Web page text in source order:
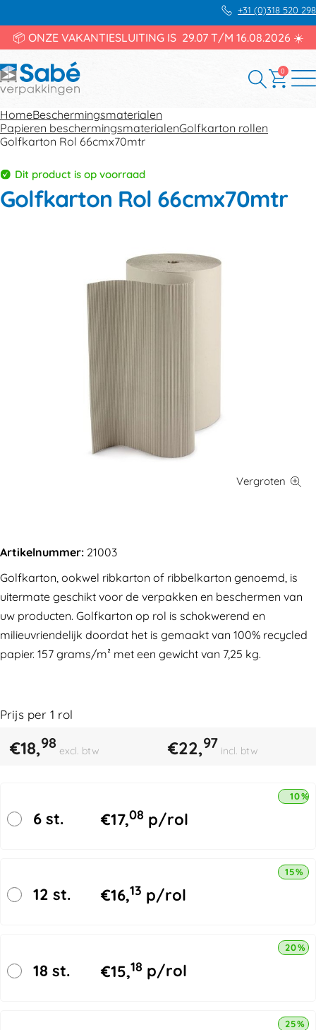
+31 (0)318 520 298
📦 ONZE VAKANTIESLUITING IS 29.07 T/M 16.08.2026 ☀️
0
HomeBeschermingsmaterialen
Papieren beschermingsmaterialenGolfkarton rollen
Golfkarton Rol 66cmx70mtr
Dit product is op voorraad
Golfkarton Rol 66cmx70mtr
Artikelnummer: 21003
Golfkarton, ookwel ribkarton of ribbelkarton genoemd, is
uitermate geschikt voor de verpakken en beschermen van
uw producten. Golfkarton op rol is schokwerend en
milieuvriendelijk doordat het is gemaakt van 100% recycled
papier. 157 grams/m² met een gewicht van 7,25 kg.
Prijs per 1 rol
€18,98 excl. btw €22,97 incl. btw
6 st. €17,08 p/rol
10%
12 st. €16,13 p/rol
15%
18 st. €15,18 p/rol
20%
25%